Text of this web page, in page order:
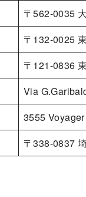
〒562-0035
〒132-0025
〒121-0836
Via
3555
〒338-0837